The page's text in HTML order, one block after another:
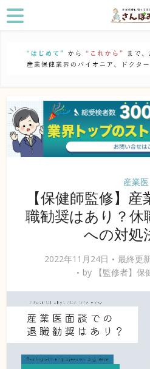
産業医
【保健師監修】
職勧奨はあり？休
への対処
2022年11月24日
最終更
by
【監修者】保